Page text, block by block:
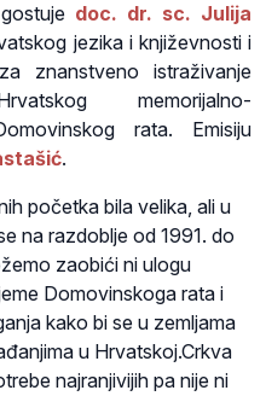
gostuje doc. dr. sc. Julija
jezika i književnosti i
znanstveno istraživanje
memorijalno-
rata. Emisiju
.
početka bila velika, ali u
na razdoblje od 1991. do
zaobići ni ulogu
Domovinskoga rata i
kako bi se u zemljama
u Hrvatskoj.Crkva
najranjivijih pa nije ni